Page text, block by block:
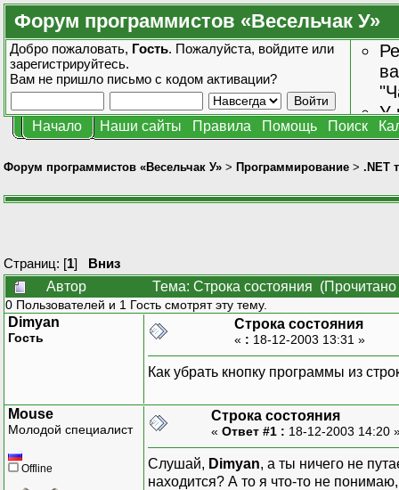
Форум программистов «Весельчак У»
Добро пожаловать, Гость. Пожалуйста, войдите или
зарегистрируйтесь.
Вам не пришло письмо с кодом активации?
У
Начало Наши сайты Правила Помощь Поиск
Форум программистов «Весельчак У» > Программирование > .NET
Страниц: [1] Вниз
Автор
Тема: Строка состояния (Прочитано
0 Пользователей и 1 Гость смотрят эту тему.
Dimyan
Гость
Строка состояния
« : 18-12-2003 13:31 »
Как убрать кнопку программы из
Mouse
Молодой специалист
Offline
Строка состояния
« Ответ #1 : 18-12-2003 14:20
Слушай, Dimyan, а ты ничего не
находится? А то я что-то не